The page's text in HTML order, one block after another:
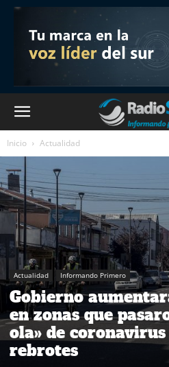
Inicio Actualidad
Actualidad Informando Primero
Gobierno
en zonas que
ola» de
rebrotes